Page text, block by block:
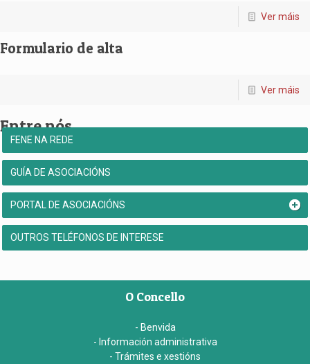
Ver máis
Formulario de alta
Ver máis
Entre nós
FENE NA REDE
GUÍA DE ASOCIACIÓNS
PORTAL DE ASOCIACIÓNS
OUTROS TELÉFONOS DE INTERESE
O Concello
- Benvida
- Información administrativa
- Trámites e xestións